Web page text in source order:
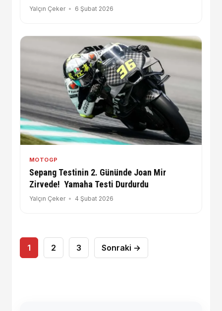
Yalçın Çeker 6 Şubat 2026
MOTOGP
Sepang Testinin 2. Gününde Joan Mir
Zirvede! Yamaha Testi Durdurdu
Yalçın Çeker 4 Şubat 2026
Yazı
sayfalaması
1 2 3 Sonraki →